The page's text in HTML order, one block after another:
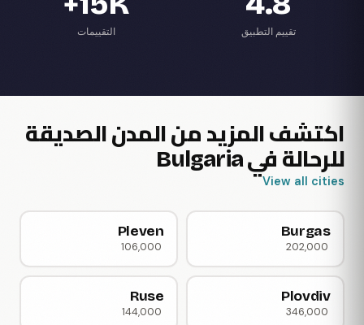
تقييم التطبيق التقييمات
اكتشف المزيد من المدن الصديقة
للرحالة في Bulgaria
View all cities
Burgas
202,000
Pleven
106,000
Plovdiv
346,000
Ruse
144,000